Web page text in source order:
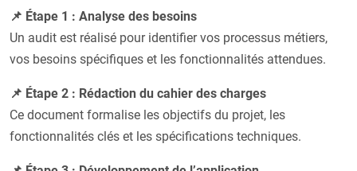
📌 Étape 1 : Analyse des besoins
Un audit est réalisé pour identifier vos processus métiers,
vos besoins spécifiques et les fonctionnalités attendues.
📌 Étape 2 : Rédaction du cahier des charges
Ce document formalise les objectifs du projet, les
fonctionnalités clés et les spécifications techniques.